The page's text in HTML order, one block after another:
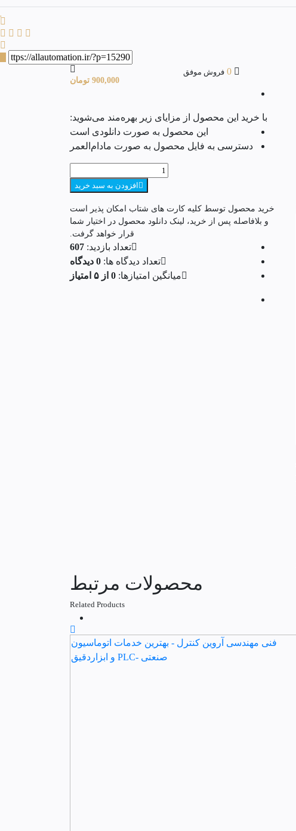
0 فروش موفق
900,000 تومان
با خرید این محصول از مزایای زیر بهره‌مند می‌شوید:
این محصول به صورت دانلودی است
دسترسی به فایل محصول به صورت مادام‌العمر
افزودن به سبد خرید
خرید محصول توسط کلیه کارت های شتاب امکان پذیر است
و بلافاصله پس از خرید، لینک دانلود محصول در اختیار شما
قرار خواهد گرفت.
تعداد بازدید: 607
تعداد دیدگاه ها: 0 دیدگاه
میانگین امتیازها: 0 از ۵ امتیاز
محصولات مرتبط
Related Products